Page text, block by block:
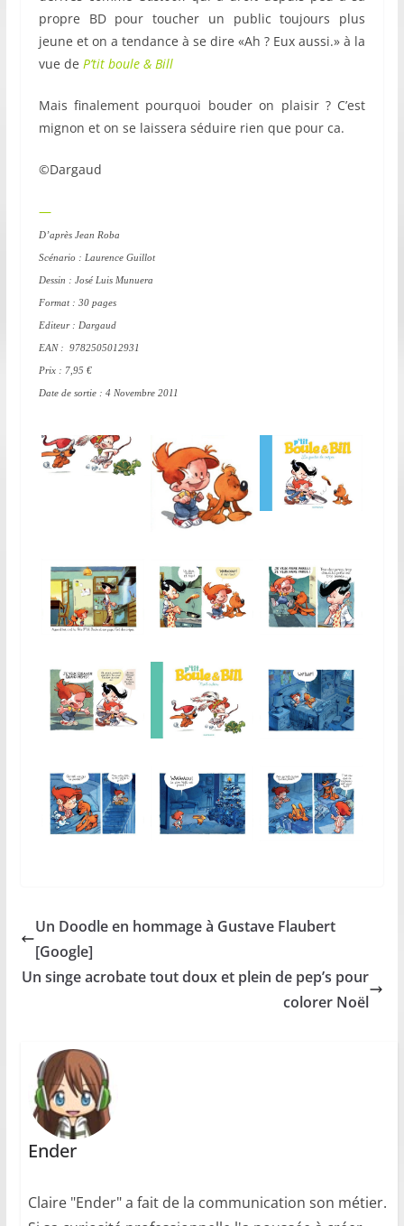
propre BD pour toucher un public toujours plus
jeune et on a tendance à se dire «Ah ? Eux aussi.» à la
vue de P’tit boule & Bill
Mais finalement pourquoi bouder on plaisir ? C’est
mignon et on se laissera séduire rien que pour ca.
©Dargaud
—
D’après Jean Roba
Scénario : Laurence Guillot
Dessin : José Luis Munuera
Format : 30 pages
Editeur : Dargaud
EAN : 9782505012931
Prix : 7,95 €
Date de sortie : 4 Novembre 2011
Un Doodle en hommage à Gustave Flaubert
[Google]
Un singe acrobate tout doux et plein de pep’s pour
colorer Noël
Ender
Claire "Ender" a fait de la communication son métier.